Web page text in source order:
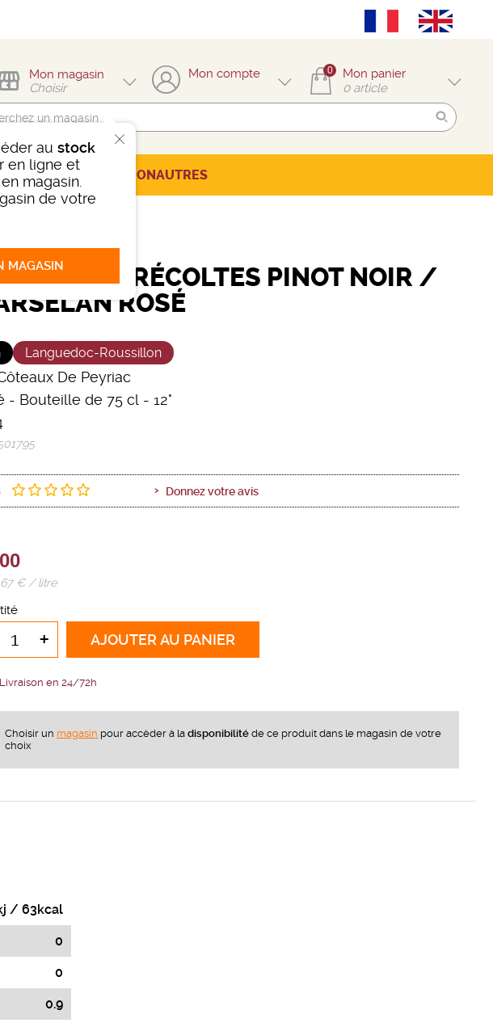
moi !
Mon magasin
Choisir
au stock
en ligne et
magasin.
de votre
MAGASIN
Mon compte 0
Mon panier
0 article
BIÈRES SÉLECTIONAUTRES
PETITES RÉCOLTES PINOT NOIR /
ROSÉ
Languedoc-Roussillon
De Peyriac
- Bouteille de 75 cl - 12°
Donnez votre avis
00
€ / litre
+ AJOUTER AU PANIER
Livraison en 24/72h
Choisir un magasin pour accèder à la disponibilité de ce produit dans le magasin de votre
choix
/ 63kcal
0
0
0.9